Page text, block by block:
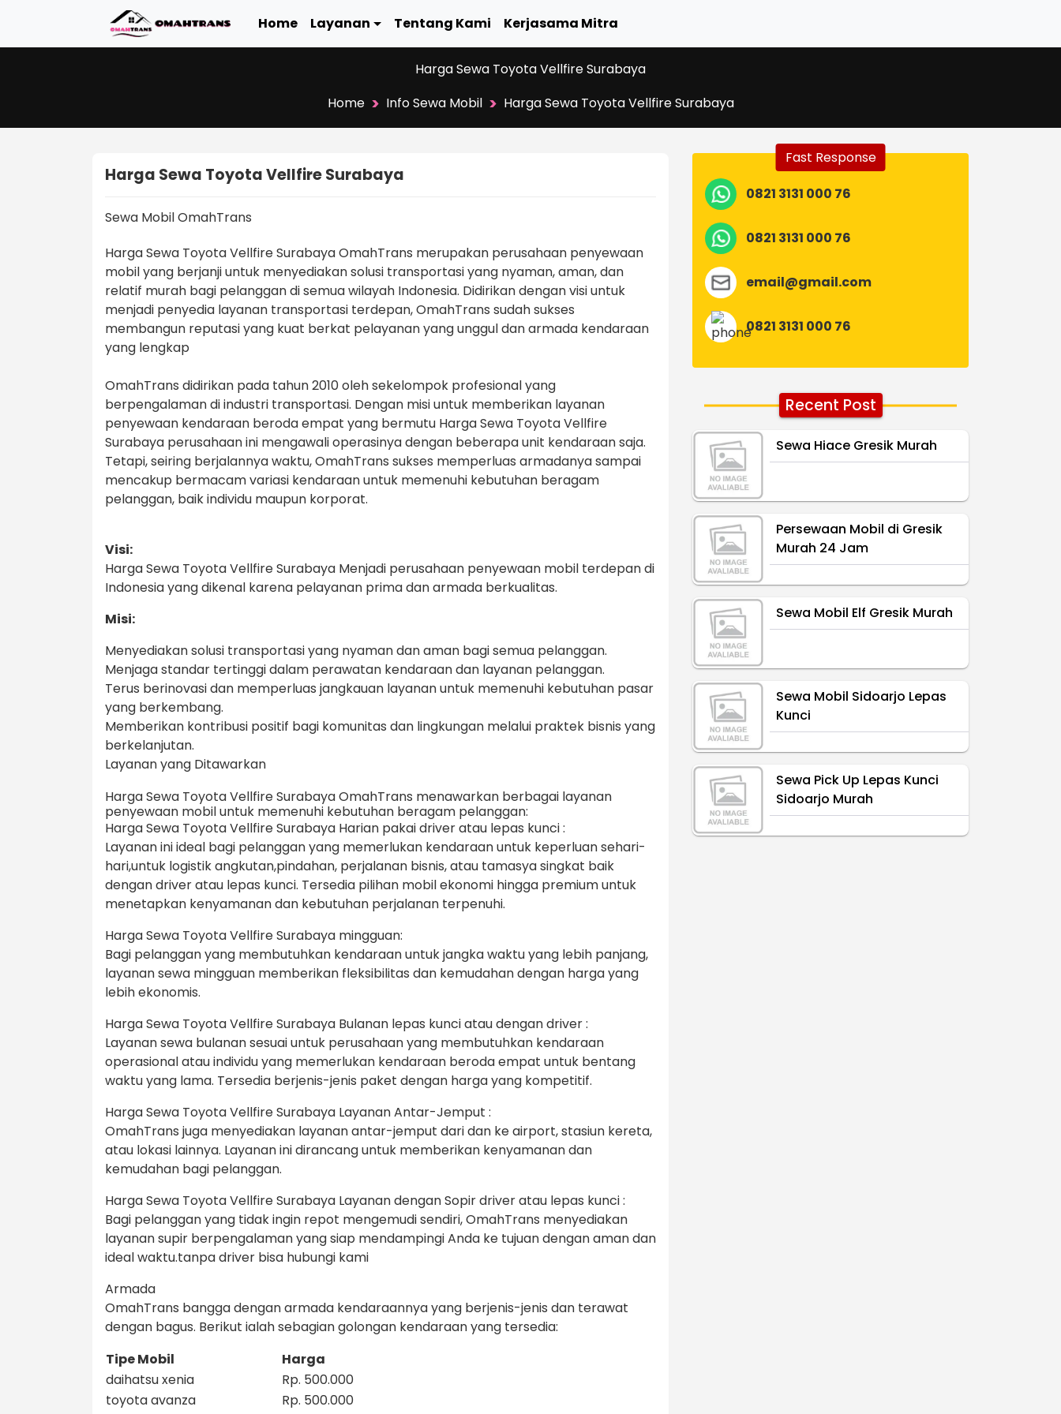
Home Layanan Tentang Kami Kerjasama Mitra
Harga Sewa Toyota Vellfire Surabaya
Home > Info Sewa Mobil > Harga Sewa Toyota Vellfire Surabaya
Harga Sewa Toyota Vellfire Surabaya
Sewa Mobil OmahTrans
Harga Sewa Toyota Vellfire Surabaya OmahTrans merupakan perusahaan penyewaan
mobil yang berjanji untuk menyediakan solusi transportasi yang nyaman, aman, dan
relatif murah bagi pelanggan di semua wilayah Indonesia. Didirikan dengan visi untuk
menjadi penyedia layanan transportasi terdepan, OmahTrans sudah sukses
membangun reputasi yang kuat berkat pelayanan yang unggul dan armada kendaraan
yang lengkap
OmahTrans didirikan pada tahun 2010 oleh sekelompok profesional yang
berpengalaman di industri transportasi. Dengan misi untuk memberikan layanan
penyewaan kendaraan beroda empat yang bermutu Harga Sewa Toyota Vellfire
Surabaya perusahaan ini mengawali operasinya dengan beberapa unit kendaraan saja.
Tetapi, seiring berjalannya waktu, OmahTrans sukses memperluas armadanya sampai
mencakup bermacam variasi kendaraan untuk memenuhi kebutuhan beragam
pelanggan, baik individu maupun korporat.
Visi:
Harga Sewa Toyota Vellfire Surabaya Menjadi perusahaan penyewaan mobil terdepan di
Indonesia yang dikenal karena pelayanan prima dan armada berkualitas.
Misi:
Menyediakan solusi transportasi yang nyaman dan aman bagi semua pelanggan.
Menjaga standar tertinggi dalam perawatan kendaraan dan layanan pelanggan.
Terus berinovasi dan memperluas jangkauan layanan untuk memenuhi kebutuhan pasar
yang berkembang.
Memberikan kontribusi positif bagi komunitas dan lingkungan melalui praktek bisnis yang
berkelanjutan.
Layanan yang Ditawarkan
Harga Sewa Toyota Vellfire Surabaya OmahTrans menawarkan berbagai layanan
penyewaan mobil untuk memenuhi kebutuhan beragam pelanggan:
Harga Sewa Toyota Vellfire Surabaya Harian pakai driver atau lepas kunci :
Layanan ini ideal bagi pelanggan yang memerlukan kendaraan untuk keperluan sehari-
hari,untuk logistik angkutan,pindahan, perjalanan bisnis, atau tamasya singkat baik
dengan driver atau lepas kunci. Tersedia pilihan mobil ekonomi hingga premium untuk
menetapkan kenyamanan dan kebutuhan perjalanan terpenuhi.
Harga Sewa Toyota Vellfire Surabaya mingguan:
Bagi pelanggan yang membutuhkan kendaraan untuk jangka waktu yang lebih panjang,
layanan sewa mingguan memberikan fleksibilitas dan kemudahan dengan harga yang
lebih ekonomis.
Harga Sewa Toyota Vellfire Surabaya Bulanan lepas kunci atau dengan driver :
Layanan sewa bulanan sesuai untuk perusahaan yang membutuhkan kendaraan
operasional atau individu yang memerlukan kendaraan beroda empat untuk bentang
waktu yang lama. Tersedia berjenis-jenis paket dengan harga yang kompetitif.
Harga Sewa Toyota Vellfire Surabaya Layanan Antar-Jemput :
OmahTrans juga menyediakan layanan antar-jemput dari dan ke airport, stasiun kereta,
atau lokasi lainnya. Layanan ini dirancang untuk memberikan kenyamanan dan
kemudahan bagi pelanggan.
Harga Sewa Toyota Vellfire Surabaya Layanan dengan Sopir driver atau lepas kunci :
Bagi pelanggan yang tidak ingin repot mengemudi sendiri, OmahTrans menyediakan
layanan supir berpengalaman yang siap mendampingi Anda ke tujuan dengan aman dan
ideal waktu.tanpa driver bisa hubungi kami
Armada
OmahTrans bangga dengan armada kendaraannya yang berjenis-jenis dan terawat
dengan bagus. Berikut ialah sebagian golongan kendaraan yang tersedia:
Tipe Mobil
Harga
daihatsu xenia
Rp. 500.000
toyota avanza
Rp. 500.000
Fast Response
0821 3131 000 76
0821 3131 000 76
email@gmail.com
0821 3131 000 76
Recent Post
Sewa Hiace Gresik Murah
Persewaan Mobil di Gresik
Murah 24 Jam
Sewa Mobil Elf Gresik Murah
Sewa Mobil Sidoarjo Lepas
Kunci
Sewa Pick Up Lepas Kunci
Sidoarjo Murah